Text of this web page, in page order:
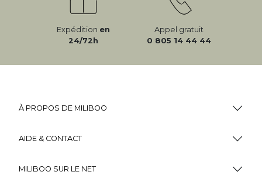
Expédition en
24/72h
Appel gratuit
0 805 14 44 44
À PROPOS DE MILIBOO
AIDE & CONTACT
MILIBOO SUR LE NET